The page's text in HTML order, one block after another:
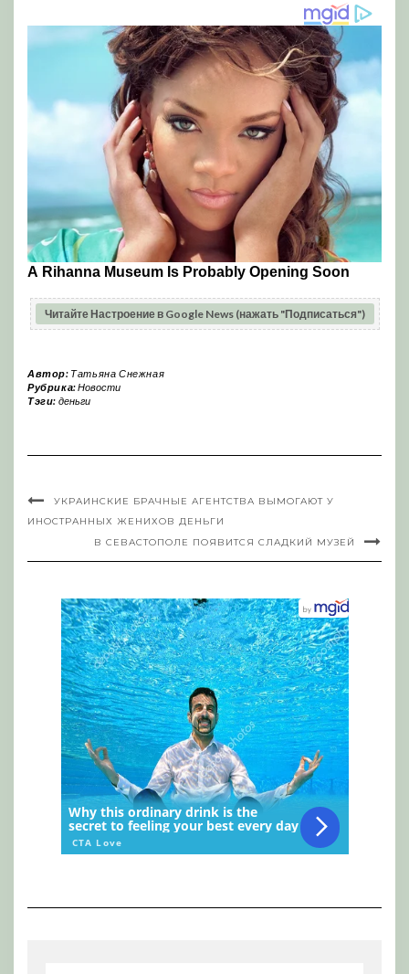
Читайте Настроение в Google News (нажать "Подписаться")
Автор: Татьяна Снежная
Рубрика:Новости
Тэги: деньги
УКРАИНСКИЕ БРАЧНЫЕ АГЕНТСТВА ВЫМОГАЮТ У
ИНОСТРАННЫХ ЖЕНИХОВ ДЕНЬГИ
В СЕВАСТОПОЛЕ ПОЯВИТСЯ СЛАДКИЙ МУЗЕЙ